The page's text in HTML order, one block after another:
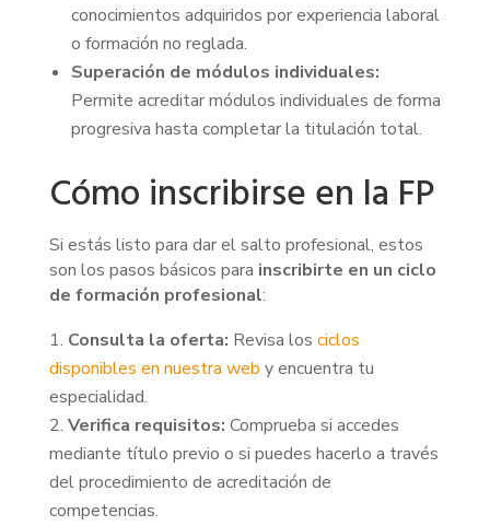
conocimientos adquiridos por experiencia laboral
o formación no reglada.
Superación de módulos individuales:
Permite acreditar módulos individuales de forma
progresiva hasta completar la titulación total.
Cómo inscribirse en la FP
Si estás listo para dar el salto profesional, estos
son los pasos básicos para inscribirte en un ciclo
de formación profesional:
Consulta la oferta: Revisa los ciclos
disponibles en nuestra web y encuentra tu
especialidad.
Verifica requisitos: Comprueba si accedes
mediante título previo o si puedes hacerlo a través
del procedimiento de acreditación de
competencias.